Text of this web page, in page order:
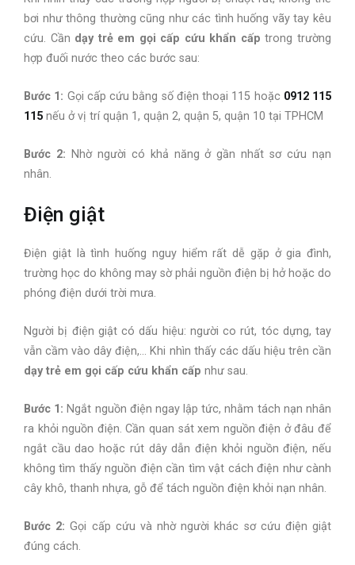
bơi như thông thường cũng như các tình huống vãy tay kêu
cứu. Cần dạy trẻ em gọi cấp cứu khẩn cấp trong trường
hợp đuối nước theo các bước sau:
Bước 1: Gọi cấp cứu bằng số điện thoại 115 hoặc 0912 115
115 nếu ở vị trí quận 1, quận 2, quận 5, quận 10 tại TPHCM
Bước 2: Nhờ người có khả năng ở gần nhất sơ cứu nạn
nhân.
Điện giật
Điện giật là tình huống nguy hiểm rất dễ gặp ở gia đình,
trường học do không may sờ phải nguồn điện bị hở hoặc do
phóng điện dưới trời mưa.
Người bị điện giật có dấu hiệu: người co rút, tóc dựng, tay
vẫn cầm vào dây điện,… Khi nhìn thấy các dấu hiệu trên cần
dạy trẻ em gọi cấp cứu khẩn cấp như sau.
Bước 1: Ngắt nguồn điện ngay lập tức, nhằm tách nạn nhân
ra khỏi nguồn điện. Cần quan sát xem nguồn điện ở đâu để
ngắt cầu dao hoặc rút dây dẫn điện khỏi nguồn điện, nếu
không tìm thấy nguồn điện cần tìm vật cách điện như cành
cây khô, thanh nhựa, gỗ để tách nguồn điện khỏi nạn nhân.
Bước 2: Gọi cấp cứu và nhờ người khác sơ cứu điện giật
đúng cách.